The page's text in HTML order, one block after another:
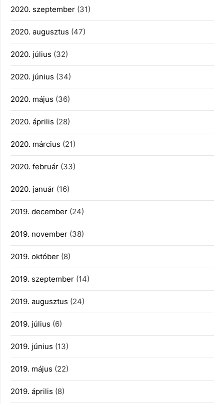
2020. szeptember (31)
2020. augusztus (47)
2020. július (32)
2020. június (34)
2020. május (36)
2020. április (28)
2020. március (21)
2020. február (33)
2020. január (16)
2019. december (24)
2019. november (38)
2019. október (8)
2019. szeptember (14)
2019. augusztus (24)
2019. július (6)
2019. június (13)
2019. május (22)
2019. április (8)